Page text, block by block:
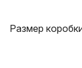
Размер